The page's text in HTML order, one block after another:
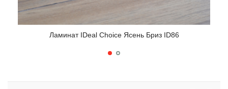
Ламинат IDeal Choice Ясень Бриз ID86